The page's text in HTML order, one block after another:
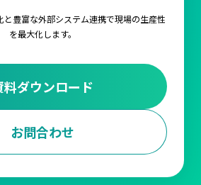
と豊富な外部システム連携で現場の生産性
を最大化します。
料ダウンロード
お問合わせ